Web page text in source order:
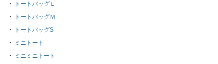
トートバッグＬ
トートバッグＭ
トートバッグS
ミニトート
ミニミニトート